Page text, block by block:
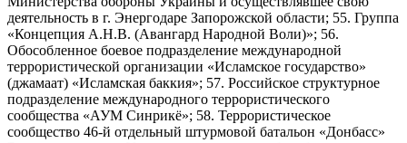
деятельность в г. Энергодаре Запорожской области; 55. Группа
«Концепция А.Н.В. (Авангард Народной Воли)»; 56.
Обособленное боевое подразделение международной
террористической организации «Исламское государство»
(джамаат) «Исламская баккия»; 57. Российское структурное
подразделение международного террористического
сообщества «АУМ Синрикё»; 58. Террористическое
сообщество 46-й отдельный штурмовой батальон «Донбасс»